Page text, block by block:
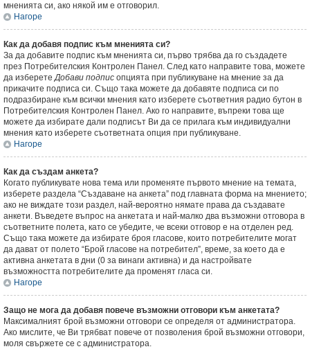
мненията си, ако някой им е отговорил.
Нагоре
Как да добавя подпис към мненията си?
За да добавите подпис към мненията си, първо трябва да го създадете
през Потребителския Контролен Панел. След като направите това, можете
да изберетеДобави подпис опцията при публикуване на мнение за да
прикачите подписа си. Също така можете да добавяте подписа си по
подразбиране към всички мнения като изберете съответния радио бутон в
Потребителския Контролен Панел. Ако го направите, въпреки това ще
можете да избирате дали подписът Ви да се прилага към индивидуални
мнения като изберете съответната опция при публикуване.
Нагоре
Как да създам анкета?
Когато публикувате нова тема или променяте първото мнение на темата,
изберете раздела “Създаване на анкета” под главната форма на мнението;
ако не виждате този раздел, най-вероятно нямате права да създавате
анкети. Въведете въпрос на анкетата и най-малко два възможни отговора в
съответните полета, като се убедите, че всеки отговор е на отделен ред.
Също така можете да избирате броя гласове, които потребителите могат
да дават от полето “Брой гласове на потребител”, време, за което да е
активна анкетата в дни (0 за винаги активна) и да настройвате
възможността потребителите да променят гласа си.
Нагоре
Защо не мога да добавя повече възможни отговори към анкетата?
Максималният брой възможни отговори се определя от администратора.
Ако мислите, че Ви трябват повече от позволения брой възможни отговори,
моля свържете се с администратора.